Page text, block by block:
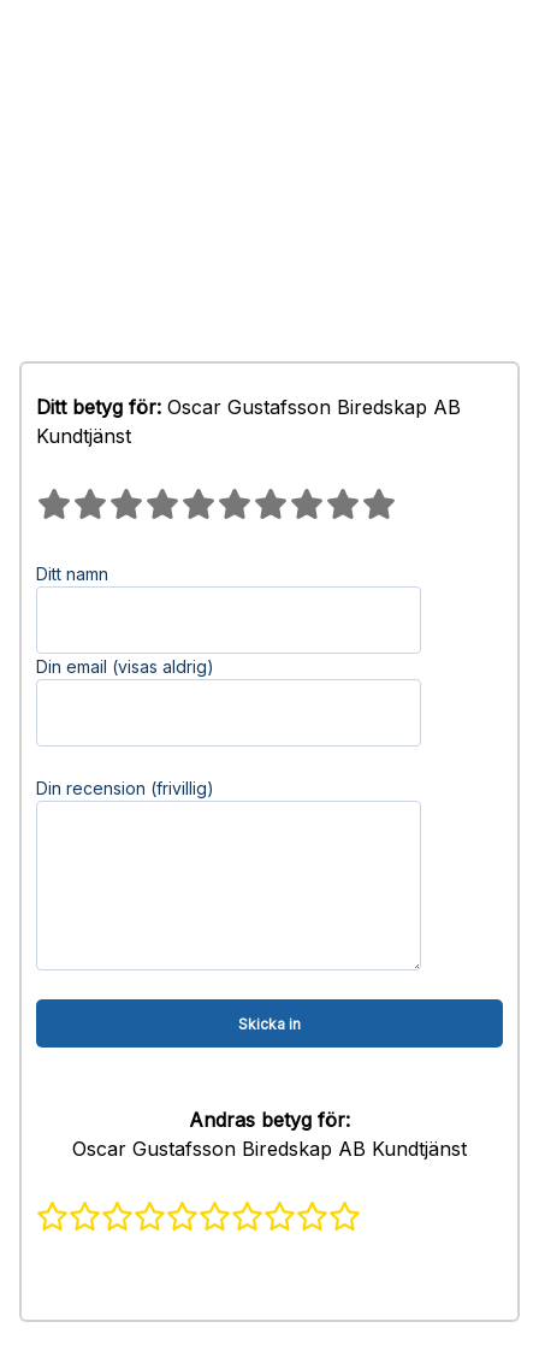
Ditt betyg för: Oscar Gustafsson Biredskap AB
Kundtjänst
Ditt namn
Din email (visas aldrig)
Din recension (frivillig)
Andras betyg för:
Oscar Gustafsson Biredskap AB Kundtjänst